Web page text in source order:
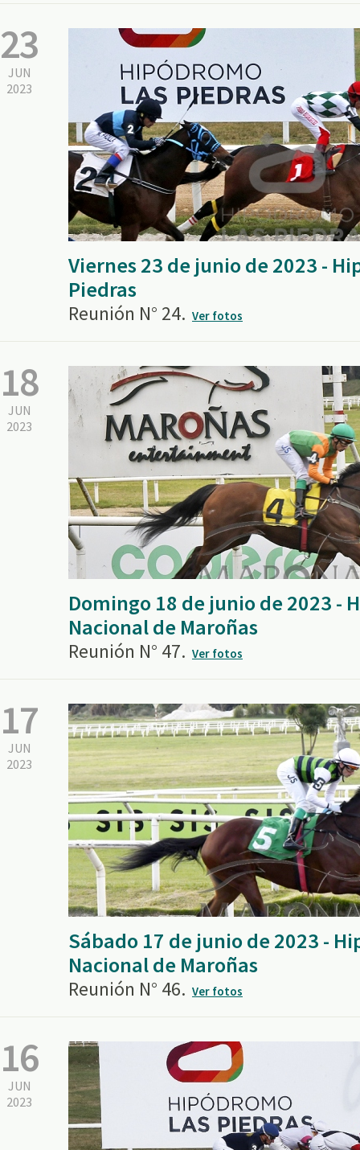
23
JUN
2023
Viernes 23 de junio de 2023 -
Piedras
Reunión N° 24. Ver fotos
18
JUN
2023
Domingo 18 de junio de 2023 -
Nacional de Maroñas
Reunión N° 47. Ver fotos
17
JUN
2023
Sábado 17 de junio de 2023 -
Nacional de Maroñas
Reunión N° 46. Ver fotos
16
JUN
2023